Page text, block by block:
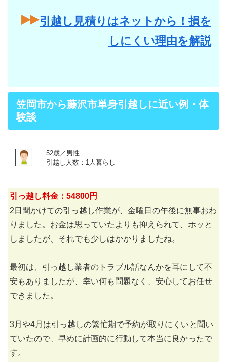
引越し見積りはネットから！損を
しにくい理由を解説
笠岡市から藤沢市単身引越しに近い例・体
験談
52歳／男性
引越し人数：1人暮らし
引っ越し料金：54800円
2日間かけての引っ越し作業が、金曜日の午後に無事おわ
りました。お金は思っていたよりも抑えられて、ホッと
しましたが、それでも少しはかかりましたね。
最初は、引っ越し業者のトラブル話なんかを耳にして不
安もありましたが、幸い何も問題なく、安心してお任せ
できました。
3月や4月は引っ越しの繁忙期で予約が取りにくいと聞い
ていたので、早めに計画的に行動して本当に良かったで
す。